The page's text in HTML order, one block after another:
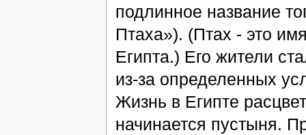
подлинное название
Птаха»). (Птах - это
Египта.) Его жители
из-за определенных
Жизнь в Египте
начинается пустыня.